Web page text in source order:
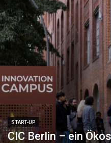
START-UP
CIC Berlin – ein